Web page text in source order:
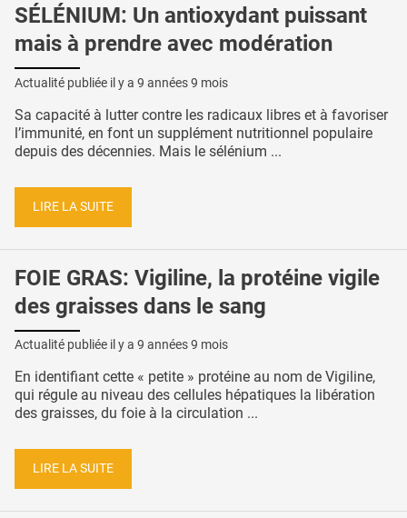
SÉLÉNIUM: Un antioxydant puissant
mais à prendre avec modération
Actualité publiée il y a 9 années 9 mois
Sa capacité à lutter contre les radicaux libres et à favoriser
l’immunité, en font un supplément nutritionnel populaire
depuis des décennies. Mais le sélénium ...
LIRE LA SUITE
FOIE GRAS: Vigiline, la protéine vigile
des graisses dans le sang
Actualité publiée il y a 9 années 9 mois
En identifiant cette « petite » protéine au nom de Vigiline,
qui régule au niveau des cellules hépatiques la libération
des graisses, du foie à la circulation ...
LIRE LA SUITE